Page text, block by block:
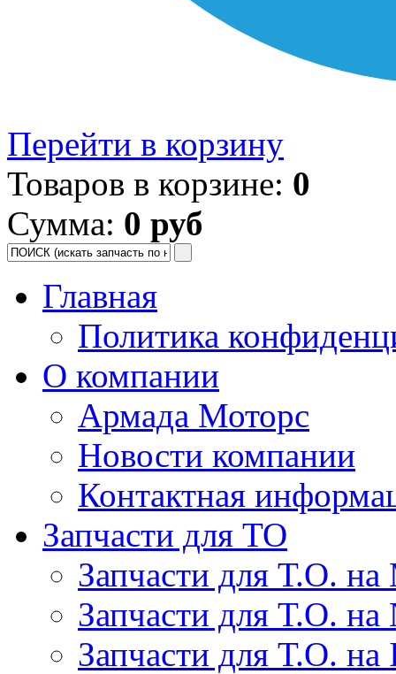
Перейти в корзину
Товаров в корзине: 0
Сумма: 0 руб
Главная
Политика
О компании
Армада Моторс
Новости компании
Контактная
Запчасти для ТО
Запчасти для Т.О. на
Запчасти для Т.О. на
Запчасти для Т.О.